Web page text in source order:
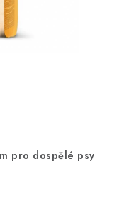
obchodu
pro dospělé psy